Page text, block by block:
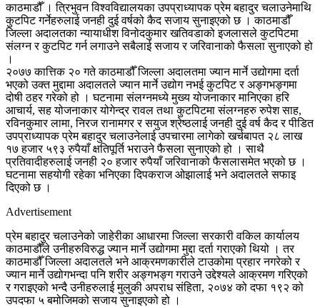
काठमाडौँ । त्रिभुवन विश्वविद्यालयका उपप्राध्यापक प्रेम बहादुर चलाउनेमाथि
कुटपिट गर्नेहरुलाई जनही दुई वर्षको कैद सजाय सुनाइएको छ । काठमाडौँ
जिल्ला अदालतका न्यायाधीश विनोदकुमार खतिवडाको इजलासले कुटपिटमा
संलग्न र कुटपिट गर्न लगाउने सबैलाई सजाय र जरिवानाको फैसला सुनाएको हो
।
२०७७ कात्तिक २० गते काठमाडौँ जिल्ला अदालतमा ज्यान मार्ने उद्योगमा दर्ता
भएको उक्त मुद्दामा अदालतले ज्यान मार्ने उद्योग नभई कुटपिट र अङ्गभङ्गमा
दोषी ठहर गरेको हो । घटनामा संलग्नमध्ये मुख्य योजनाकार मानिएका हरि
आचार्य, सह योजनाकार योगेन्द्र रावल तथा कुटपिटमा संलग्नहरु रुपेश साह,
रविनकुमार लामा, निरज रानामगर र सयुज श्रेष्ठलाई जनही दुई वर्ष कैद र पीडित
उपप्राध्यापक प्रेम बहादुर चलाउनेलाई उपचारमा लागेको खर्चबापत २८ लाख
१७ हजार ५९३ रुपैयाँ क्षतिपूर्ति भराउने फैसला सुनाएको हो । साथै
प्रतिवादीहरुलाई जनही २० हजार रुपैयाँ जरिवानाको फैसलासमेत भएको छ ।
घटनामा सहयोगी रहेका भनिएका दिपकराज ओझालाई भने अदालतले सफाइ
दिएको छ ।
Advertisement
प्रेम बहादुर चलाउनेको जाहेरीका आधारमा जिल्ला सरकारी वकिल कार्यालय
काठमाडौँले उनीहरुविरुद्ध ज्यान मार्ने उद्योगमा मुद्दा दर्ता गराएको थियो । तर
काठमाडौँ जिल्ला अदालतले भने आक्रमणकारीले टाउकोमा प्रहार नगरेको र
ज्यान मार्ने उद्योगभन्दा पनि शरीर अङ्गभङ्ग गराउने उद्देश्यले आक्रमण गरिएको
र गराइएको भन्दै उनीहरुलाई मुलुकी अपराध संहिता, २०७४ को दफा १९२ को
उपदफा ५ बमोजिमको सजाय सुनाइएको हो ।